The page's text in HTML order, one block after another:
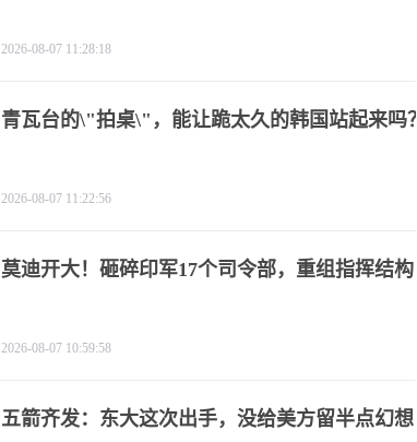
2026-08-07 11:28:18
青瓦台的\"拍桌\"，能让跪太久的韩国站起来吗？
2026-08-07 11:22:56
莫迪开大！砸碎印军17个司令部，重组指挥结构
2026-08-07 10:59:58
五箭齐发：东大这次出手，没给美方留半点幻想